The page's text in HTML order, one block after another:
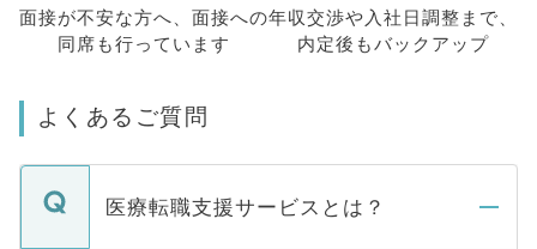
面接が不安な方へ、 面接への
同席も行っています
年収交渉や入社日調整まで、
内定後もバックアップ
よくあるご質問
医療転職支援サービスとは？